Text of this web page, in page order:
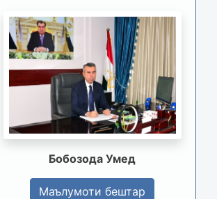
Бобозода Умед
Маълумоти бештар